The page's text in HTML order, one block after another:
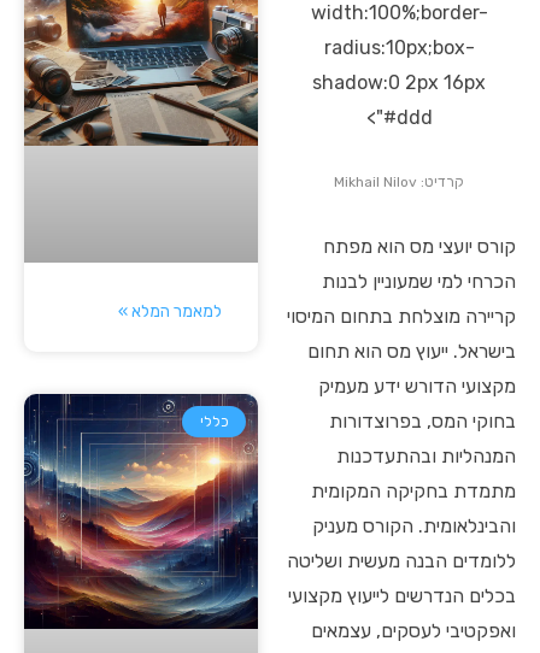
width:100%;border-
radius:10px;box-
shadow:0 2px 16px
#ddd">
קרדיט: Mikhail Nilov
קורס יועצי מס הוא מפתח
הכרחי למי שמעוניין לבנות
קריירה מוצלחת בתחום המיסוי
בישראל. ייעוץ מס הוא תחום
מקצועי הדורש ידע מעמיק
בחוקי המס, בפרוצדורות
המנהליות ובהתעדכנות
מתמדת בחקיקה המקומית
והבינלאומית. הקורס מעניק
ללומדים הבנה מעשית ושליטה
בכלים הנדרשים לייעוץ מקצועי
ואפקטיבי לעסקים, עצמאים
למאמר המלא »
כללי